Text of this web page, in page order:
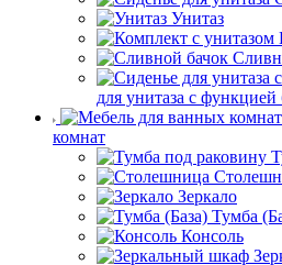
Унитаз
для унитаза с функцией
комнат
Зеркало
Тумба
Консоль